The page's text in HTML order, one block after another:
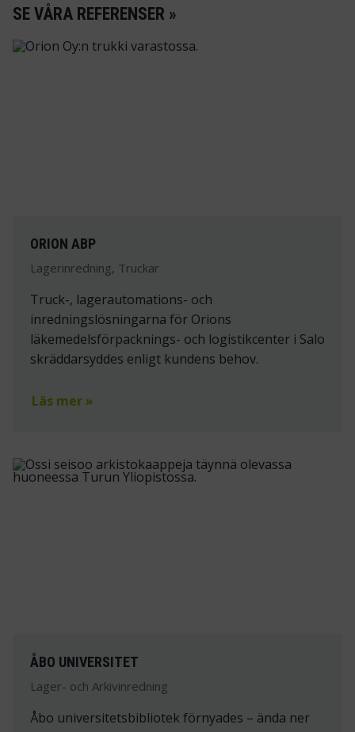
SE VÅRA REFERENSER »
ORION ABP
Lagerinredning, Truckar
Truck-, lagerautomations- och
inredningslösningarna för Orions
läkemedelsförpacknings- och logistikcenter i Salo
skräddarsyddes enligt kundens behov.
Läs mer »
ÅBO UNIVERSITET
Lager- och Arkivinredning
Åbo universitetsbibliotek förnyades – ända ner